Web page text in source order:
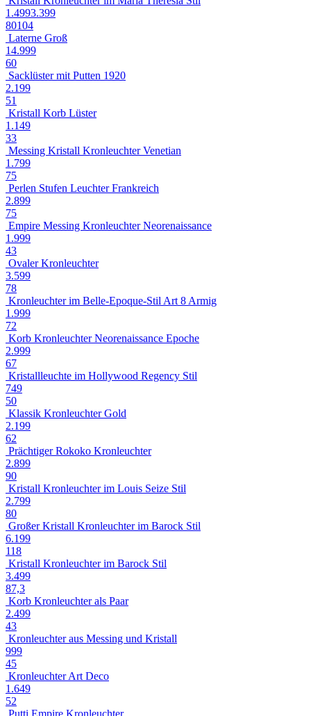
1.4993.399
80104
Laterne Groß
14.999
60
Sacklüster mit Putten 1920
2.199
51
Kristall Korb Lüster
1.149
33
Messing Kristall Kronleuchter Venetian
1.799
75
Perlen Stufen Leuchter Frankreich
2.899
75
Empire Messing Kronleuchter Neorenaissance
1.999
43
Ovaler Kronleuchter
3.599
78
Kronleuchter im Belle-Epoque-Stil Art 8 Armig
1.999
72
Korb Kronleuchter Neorenaissance Epoche
2.999
67
Kristallleuchte im Hollywood Regency Stil
749
50
Klassik Kronleuchter Gold
2.199
62
Prächtiger Rokoko Kronleuchter
2.899
90
Kristall Kronleuchter im Louis Seize Stil
2.799
80
Großer Kristall Kronleuchter im Barock Stil
6.199
118
Kristall Kronleuchter im Barock Stil
3.499
87,3
Korb Kronleuchter als Paar
2.499
43
Kronleuchter aus Messing und Kristall
999
45
Kronleuchter Art Deco
1.649
52